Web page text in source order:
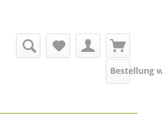
Bestellung